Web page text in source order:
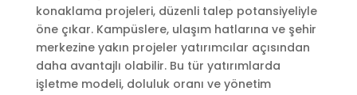
konaklama projeleri, düzenli talep potansiyeliyle
öne çıkar. Kampüslere, ulaşım hatlarına ve şehir
merkezine yakın projeler yatırımcılar açısından
daha avantajlı olabilir. Bu tür yatırımlarda
işletme modeli, doluluk oranı ve yönetim